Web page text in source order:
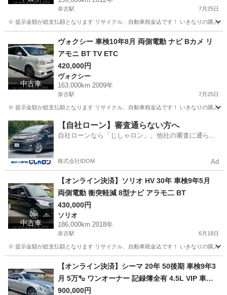
奈古駅 7月25日
※ 提示金額が総支払額となります リサイクル、自動車税金込です！ いきなりの購入
奈古駅 エルグランド 車両
中古車
ヴォクシー 車検10年8月 両側電動 ナビ Bカメ リ
アモニ BT TV ETC
420,000円
ヴォクシー
163,000km 2009年
奈古駅 7月25日
※ 提示金額が総支払額となります リサイクル、自動車税金込です！ いきなりの購入
山口 萩市 奈古駅 ヴォクシー 車両
【自社ローン】審査通らない方へ
自社ローンなら「じしゃロン」。他社の審査に通らな
株式会社IDOM Ad
中古車
【オンライン決済】ソリオ HV 30年 車検9年5月
両側電動 衝突軽減 8型ナビ アラモ二 BT
430,000円
ソリオ
186,000km 2018年
奈古駅 6月18日
※ 提示金額が総支払額となります リサイクル、自動車税金込です！ いきなりの購入
奈古駅 ソリオ 車両
【オンライン決済】シーマ 20年 50後期 車検9年3
月 5万㌔ ワンオーナー 記録簿全有 4.5L VIP 車庫
保管
900,000円